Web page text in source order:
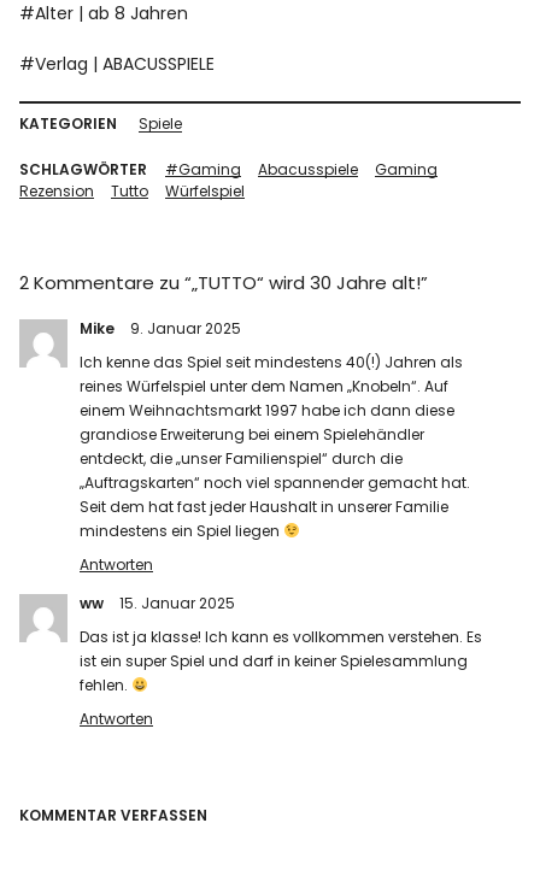
#Alter | ab 8 Jahren
#Verlag | ABACUSSPIELE
KATEGORIEN Spiele
SCHLAGWÖRTER #Gaming Abacusspiele
Gaming
Rezension
Tutto Würfelspiel
2 Kommentare zu “„TUTTO“ wird 30 Jahre alt!”
Mike
9. Januar 2025
Ich kenne das Spiel seit mindestens 40(!) Jahren als
reines Würfelspiel unter dem Namen „Knobeln“. Auf
einem Weihnachtsmarkt 1997 habe ich dann diese
grandiose Erweiterung bei einem Spielehändler
entdeckt, die „unser Familienspiel“ durch die
„Auftragskarten“ noch viel spannender gemacht hat.
Seit dem hat fast jeder Haushalt in unserer Familie
mindestens ein Spiel liegen
Antworten
ww
15. Januar 2025
Das ist ja klasse! Ich kann es vollkommen verstehen. Es
ist ein super Spiel und darf in keiner Spielesammlung
fehlen.
Antworten
KOMMENTAR VERFASSEN